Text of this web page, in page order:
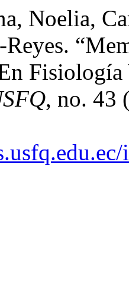
Noelia,
, no. 43